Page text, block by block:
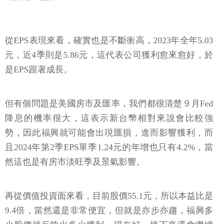
從EPS表現來看，確實也是不斷衝高，2023年全年5.03
元，近4季則是5.86元，這代表公司獲利愈來愈好，於
是EPS跟著成長。
但有個問題是美國房市及匯率，我們都很清楚９月Fed
降息的機率很大，這表示新台幣相對來說會比較強
勢，因此福興就可能會出現匯損，進而影響獲利，而
且2024年第2季EPS單季1.24元的年增也只有4.2%，當
然這也是有房市淡旺季及景氣影響。
再從價值投資面來看，目前股價55.1元，所以本益比是
9.4倍，當然還是非常便宜，但就是亦步亦趨，福興多